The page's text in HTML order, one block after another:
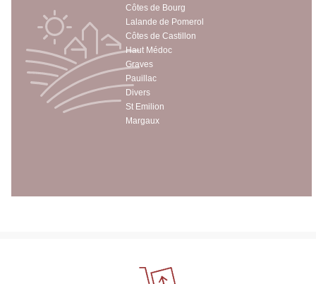
Côtes de Bourg
Lalande de Pomerol
Côtes de Castillon
Haut Médoc
Graves
Pauillac
Divers
St Emilion
Margaux